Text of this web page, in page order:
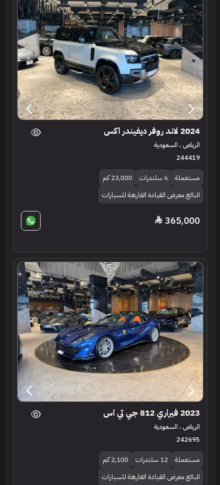
2024 لاند روفر ديفيندر اكس
الرياض ، السعودية
244419
مستعملة 6 سلندرات
23,000 كم
البائع معرض القيادة الفارهة للسيارات
365,000
2023 فيراري 812 جي تي اس
الرياض ، السعودية
242695
مستعملة 12 سلندرات
2,100 كم
البائع معرض القيادة الفارهة للسيارات